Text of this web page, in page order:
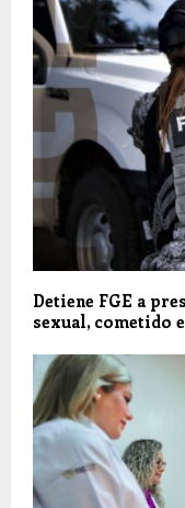
Detiene FGE a
sexual, cometido